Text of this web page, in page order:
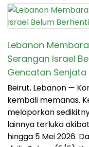
Lebanon
Serangan Israel
Gencatan Senjata
Beirut, Lebanon —
kembali memanas.
melaporkan
lainnya terluka
hingga 5 Mei 2026.